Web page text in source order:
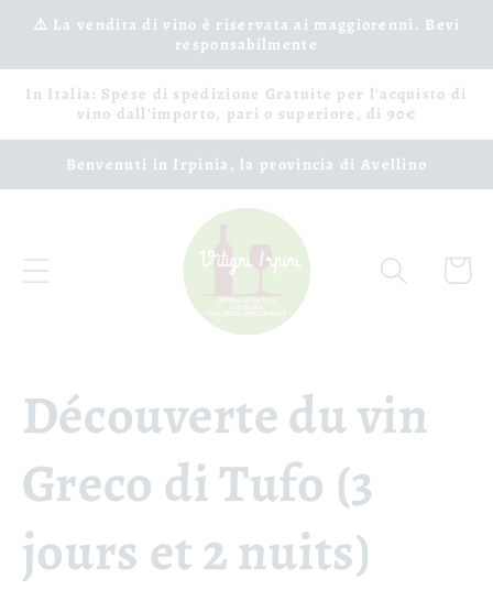
et passer
contenu
⚠️ La vendita di vino è riservata ai maggiorenni. Bevi
responsabilmente
In Italia: Spese di spedizione Gratuite per l'acquisto di
vino dall'importo, pari o superiore, di 90€
Benvenuti in Irpinia, la provincia di Avellino
Panier
Découverte du vin
Greco di Tufo (3
jours et 2 nuits)